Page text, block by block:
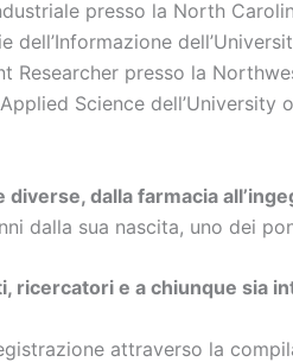
presso la North
Researcher presso la
Science dell’University
dalla farmacia
dalla sua nascita, uno dei
ricercatori e a chiunque sia
attraverso la